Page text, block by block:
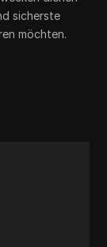
sicherste
möchten.